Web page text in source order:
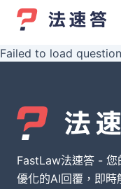
Failed to load
FastLaw法速答 - 您
優化的AI回覆，即